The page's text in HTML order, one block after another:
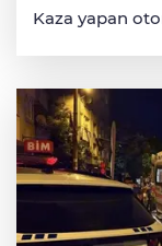
Kaza yapan